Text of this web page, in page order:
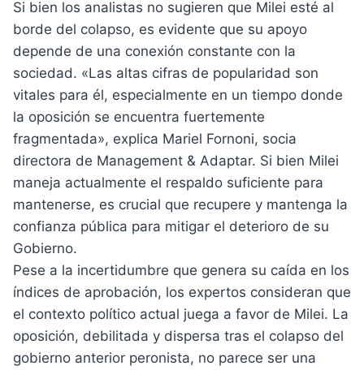
Si bien los analistas no sugieren que Milei esté al
borde del colapso, es evidente que su apoyo
depende de una conexión constante con la
sociedad. «Las altas cifras de popularidad son
vitales para él, especialmente en un tiempo donde
la oposición se encuentra fuertemente
fragmentada», explica Mariel Fornoni, socia
directora de Management & Adaptar. Si bien Milei
maneja actualmente el respaldo suficiente para
mantenerse, es crucial que recupere y mantenga la
confianza pública para mitigar el deterioro de su
Gobierno.
Pese a la incertidumbre que genera su caída en los
índices de aprobación, los expertos consideran que
el contexto político actual juega a favor de Milei. La
oposición, debilitada y dispersa tras el colapso del
gobierno anterior peronista, no parece ser una